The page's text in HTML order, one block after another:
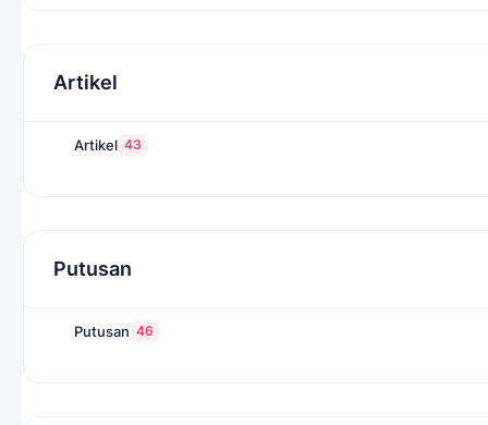
Artikel
Artikel 43
Putusan
Putusan 46